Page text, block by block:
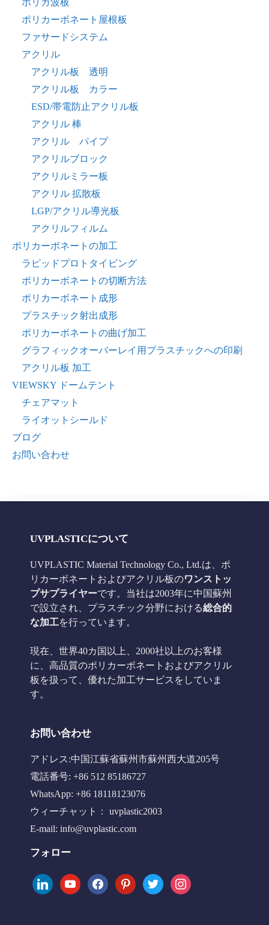
ポリカ波板
ポリカーボネート屋根板
ファサードシステム
アクリル
アクリル板 透明
アクリル板 カラー
ESD/帯電防止アクリル板
アクリル 棒
アクリル パイプ
アクリルブロック
アクリルミラー板
アクリル 拡散板
LGP/アクリル導光板
アクリルフィルム
ポリカーボネートの加工
ラピッドプロトタイピング
ポリカーボネートの切断方法
ポリカーボネート成形
プラスチック射出成形
ポリカーボネートの曲げ加工
グラフィックオーバーレイ用プラスチックへの印刷
アクリル板 加工
VIEWSKY ドームテント
チェアマット
ライオットシールド
ブログ
お問い合わせ
UVPLASTICについて
UVPLASTIC Material Technology Co., Ltd.は、ポ
リカーボネートおよびアクリル板のワンストッ
プサプライヤーです。当社は2003年に中国蘇州
で設立され、プラスチック分野における総合的
な加工を行っています。
現在、世界40カ国以上、2000社以上のお客様
に、高品質のポリカーボネートおよびアクリル
板を扱って、優れた加工サービスをしていま
す。
お問い合わせ
アドレス:中国江蘇省蘇州市蘇州西大道205号
電話番号: +86 512 85186727
WhatsApp: +86 18118123076
ウィーチャット： uvplastic2003
E-mail: info@uvplastic.com
フォロー
linkedinyoutubefacebookpinteresttwitter instagram